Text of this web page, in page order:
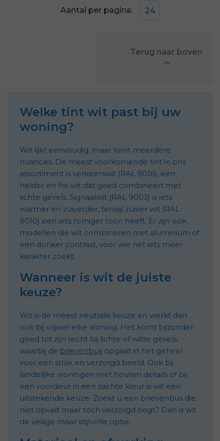
Aantal per pagina: 24

Welke tint wit past bij uw
woning?
Wit lijkt eenvoudig, maar kent meerdere
nuances. De meest voorkomende tint in ons
assortiment is verkeerswit (RAL 9016), een
helder en fris wit dat goed combineert met
lichte gevels. Signaalwit (RAL 9003) is iets
warmer en zuiverder, terwijl zuiver wit (RAL
9010) een iets romiger toon heeft. Er zijn ook
modellen die wit combineren met aluminium of
een donker contrast, voor wie net iets meer
karakter zoekt.
Wanneer is wit de juiste
keuze?
Wit is de meest neutrale keuze en werkt dan
ook bij vrijwel elke woning. Het komt bijzonder
goed tot zijn recht bij lichte of witte gevels,
waarbij de brievenbus opgaat in het geheel
voor een strak en verzorgd beeld. Ook bij
landelijke woningen met houten details of bij
een voordeur in een zachte kleur is wit een
uitstekende keuze. Zoekt u een brievenbus die
niet opvalt maar toch verzorgd oogt? Dan is wit
de veilige maar stijlvolle optie.